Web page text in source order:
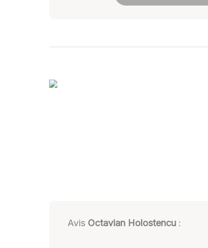
Avis Octavian Holostencu :